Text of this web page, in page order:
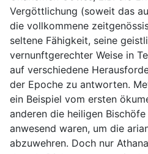
Vergöttlichung (soweit das
die vollkommene
seltene Fähigkeit, seine
vernunftgerechter Weise in
auf verschiedene
der Epoche zu antworten.
ein Beispiel vom ersten
anderen die heiligen
anwesend waren, um die
abzuwehren. Doch nur